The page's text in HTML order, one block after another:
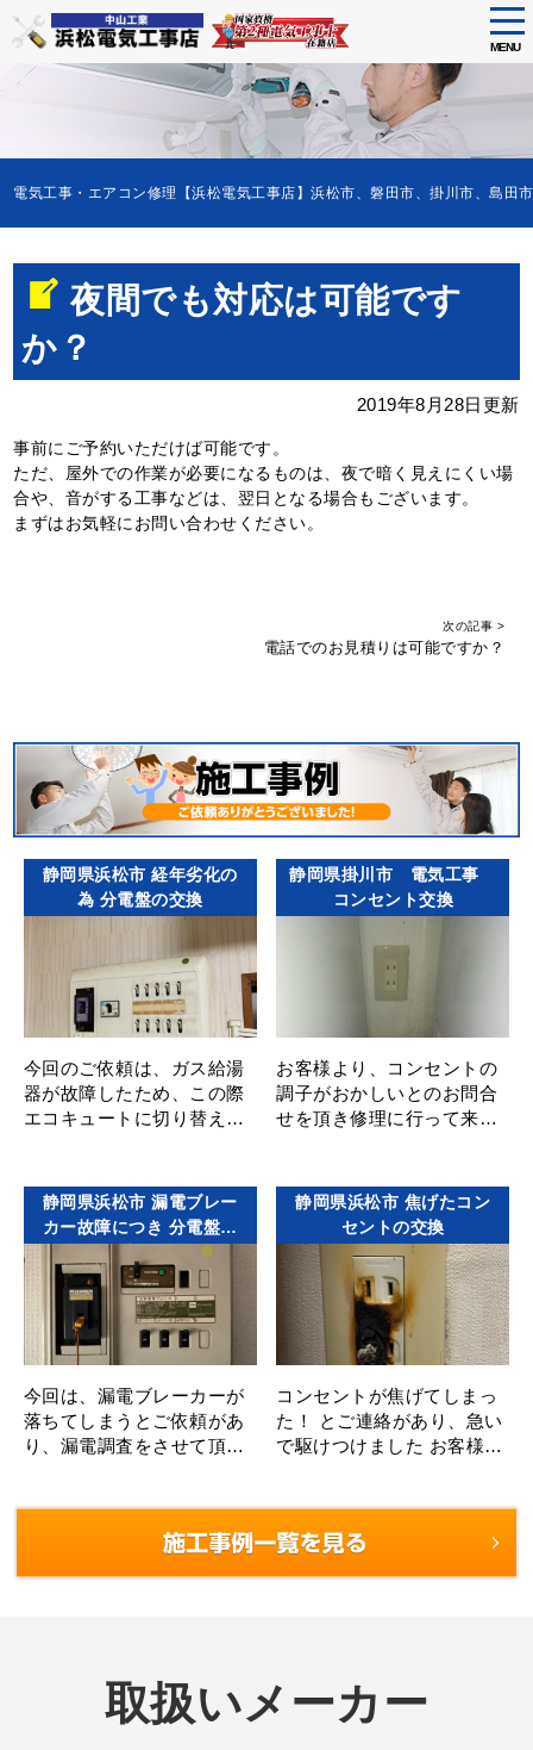
Skip
MENU
電気工事・エアコン修理【浜松電気工事店】浜松市、磐田市、掛川市、島田
夜間でも対応は可能です
か？
2019年8月28日更新
事前にご予約いただけば可能です。
ただ、屋外での作業が必要になるものは、夜で暗く見えにくい場
合や、音がする工事などは、翌日となる場合もございます。
まずはお気軽にお問い合わせください。
次の記事 >
電話でのお見積りは可能ですか？
静岡県浜松市 経年劣化の
為 分電盤の交換
今回のご依頼は、ガス給湯
器が故障したため、この際
エコキュートに切り替えた
製造年月日が1984年と37年
も･･･
静岡県掛川市 電気工事
コンセント交換
お客様より、コンセントの
調子がおかしいとのお問合
せを頂き修理に行って来ま
ーカー修理でもない正常で
問題はな･･･
静岡県浜松市 漏電ブレー
カー故障につき 分電盤の
今回は、漏電ブレーカーが
落ちてしまうとご依頼があ
り、漏電調査をさせて頂き
静岡県浜松市 焦げたコン
セントの交換
コンセントが焦げてしまっ
た！ とご連絡があり、急い
で駆けつけました お客様か
取扱いメーカー